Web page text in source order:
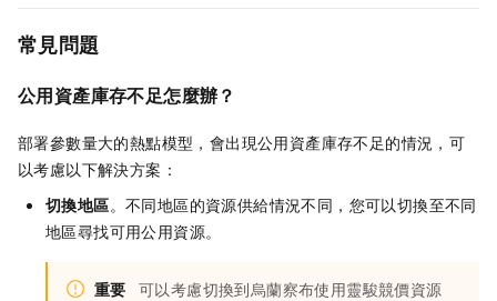
常見問題
公用資產庫存不足怎麼辦？
部署參數量大的熱點模型，會出現公用資產庫存不足的情況，可
以考慮以下解決方案：
切換地區。不同地區的資源供給情況不同，您可以切換至不同
地區尋找可用公用資源。
重要 可以考慮切換到烏蘭察布使用靈駿競價資源